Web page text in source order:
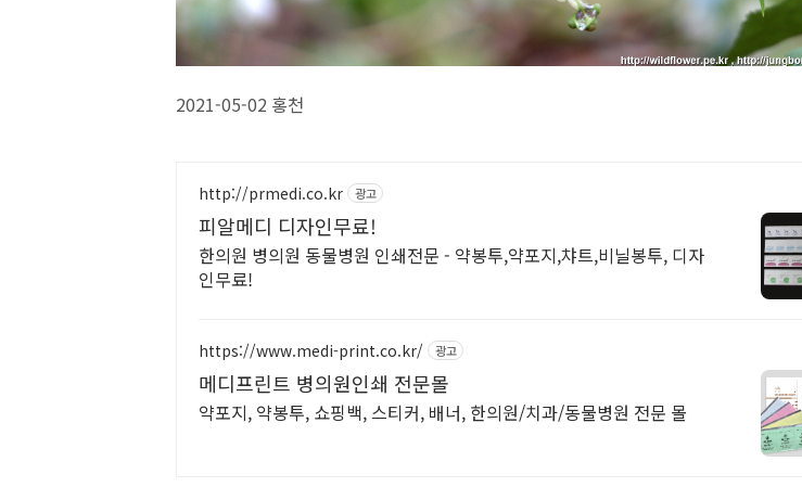
2021-05-02 홍천
http://prmedi.co.kr 광고
피알메디 디자인무료!
한의원 병의원 동물병원 인쇄전문 - 약봉투,약포지,챠트,비닐봉투, 디자
인무료!
https://www.medi-print.co.kr/ 광고
메디프린트 병의원인쇄 전문몰
약포지, 약봉투, 쇼핑백, 스티커, 배너, 한의원/치과/동물병원 전문 몰